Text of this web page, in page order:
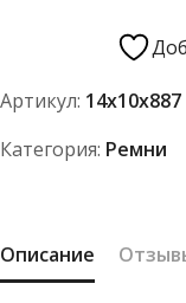
Lp
Артикул: 14x10x887
Категория: Ремни
Описание